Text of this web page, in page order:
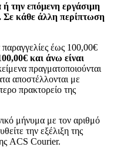
ή την επόμενη εργάσιμη
Σε κάθε άλλη περίπτωση
έως 100,00€
και άνω είναι
πραγματοποιούνται
αποστέλλονται με
πρακτορείο της
μήνυμα με τον αριθμό
την εξέλιξη της
ACS Courier.